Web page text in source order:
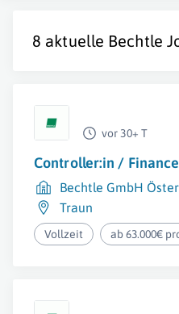
8 aktuelle Bechtle
vor 30+ T
Controller:in /
Bechtle GmbH
Traun
Vollzeit ab 63.000€